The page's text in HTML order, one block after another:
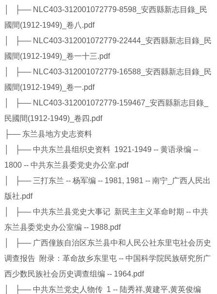
│ ├── NLC403-312001072779-8598_安西縣新志目錄_民
國間(1912-1949)_卷八.pdf
│ ├── NLC403-312001072779-22444_安西縣新志目錄_民
國間(1912-1949)_卷一十三.pdf
│ ├── NLC403-312001072779-16588_安西縣新志目錄_民
國間(1912-1949)_卷一.pdf
│ ├── NLC403-312001072779-159467_安西縣新志目錄_
民國間(1912-1949)_卷四.pdf
├── 东兰县地方史志资料
│ ├── 中共东兰县组织史资料 1921-1949 -- 黄语录编 --
1800 -- 中共东兰县委党史办公室.pdf
│ ├── 三打东兰 -- 杨军编 -- 1981, 1981 -- 南宁_广西人民出
版社.pdf
│ ├── 中共东兰县党史大事记 新民主主义革命时期 -- 中共
东兰县委党史办公室编 -- 1988.pdf
│ ├── 广西僮族自治区东兰县中和人民公社东里屯社会历史
调查报告 附录：革命故乡东里屯 -- 中国科学院民族研究所广
西少数民族社会历史调查组编 -- 1964.pdf
│ ├── 中共东兰党史人物传 1 -- 陆秀祥,黄建平,黄英俊编